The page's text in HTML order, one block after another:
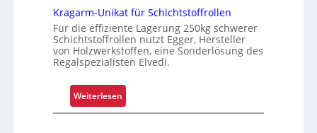
k
o
m
p
l
x
e
Kragarm-Unikat für Schichtstoffrollen
Für die effiziente Lagerung 250kg schwerer
Schichtstoffrollen nutzt Egger, Hersteller
von Holzwerkstoffen, eine Sonderlösung des
Regalspezialisten Elvedi.
Weiterlesen:
K